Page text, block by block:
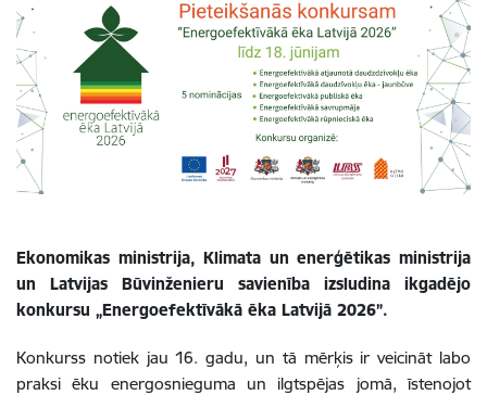
Ekonomikas ministrija, Klimata un enerģētikas ministrija
un Latvijas Būvinženieru savienība izsludina ikgadējo
konkursu „Energoefektīvākā ēka Latvijā 2026”.
Konkurss notiek jau 16. gadu, un tā mērķis ir veicināt labo
praksi ēku energosnieguma un ilgtspējas jomā, īstenojot